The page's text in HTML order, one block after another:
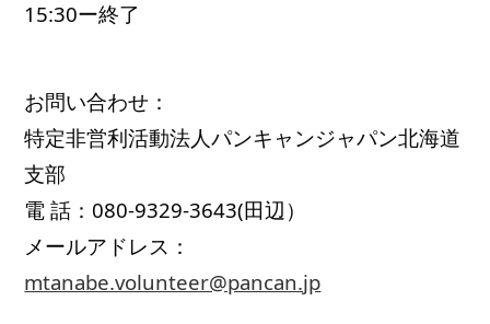
15:30ー終了
お問い合わせ：
特定非営利活動法人パンキャンジャパン北海道
支部
電 話：080-9329-3643(田辺）
メールアドレス：
mtanabe.volunteer@pancan.jp